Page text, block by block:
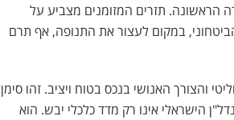
אמיתי, עם עלייה של כ-40% ברוכשי הדירה הראשונה. תזרים המזומנים מצביע על
המצב הביטחוני, במקום לעצור את התנופה, אף תרם
בשל המצב הגיאופוליטי והצורך האנושי בנכס בטוח ויציב. זהו סימן
הישראלי אינו רק מדד כלכלי יבש. הוא